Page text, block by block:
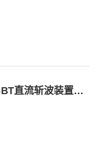
一种多电平拓扑的风冷IGBT直流斩波装置（ZL 2023 2 0371318.5）